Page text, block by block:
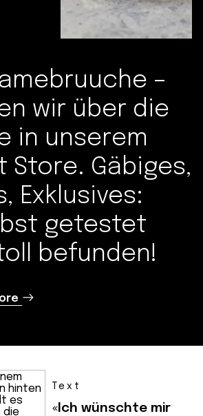
–
wir über die
in unserem
Store. Gäbiges,
Exklusives:
getestet
befunden!
Text
«Ich wünschte mir